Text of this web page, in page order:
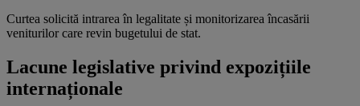
Curtea solicită intrarea în legalitate și monitorizarea încasării
veniturilor care revin bugetului de stat.
Lacune legislative privind expozițiile
internaționale